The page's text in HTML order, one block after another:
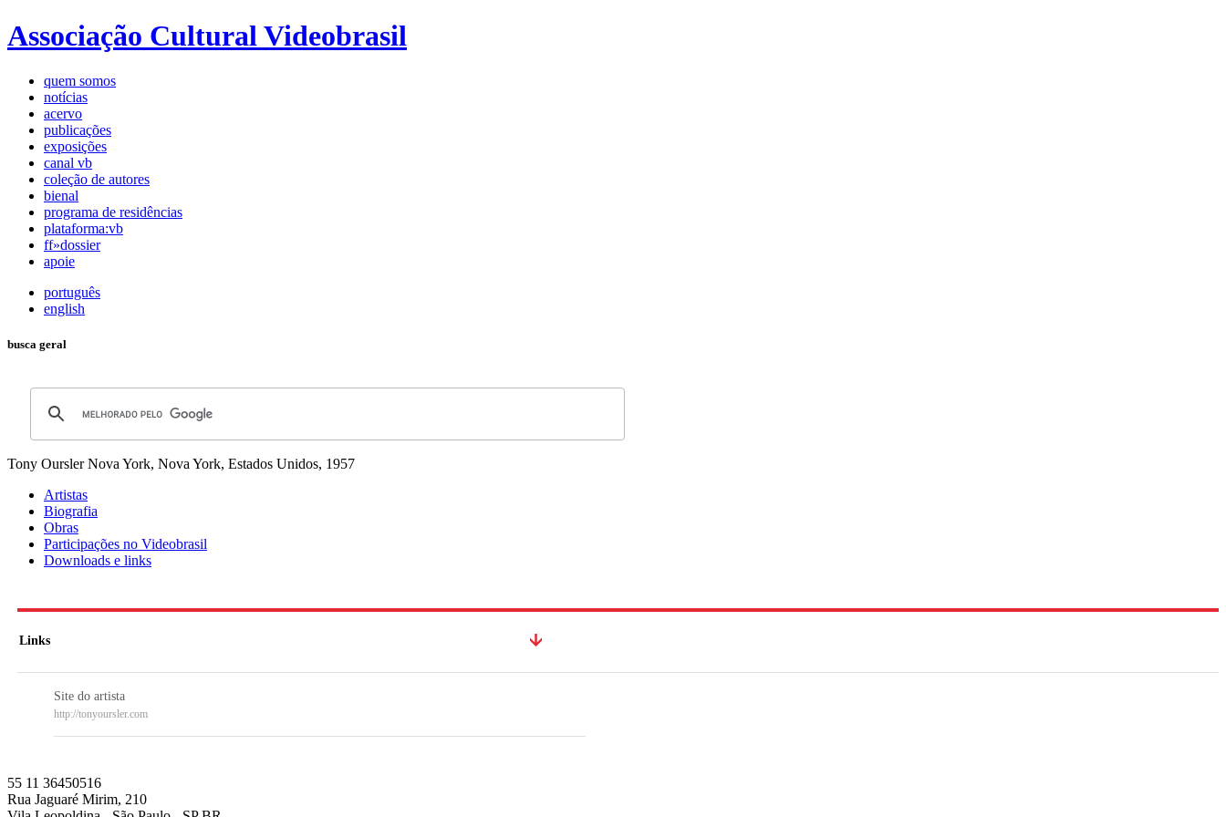
Associação Cultural Videobrasil
quem somos
notícias
acervo
publicações
exposições
canal vb
coleção de autores
bienal
programa de residências
plataforma:vb
ff»dossier
apoie
português
english
busca geral
Tony Oursler Nova York, Nova York, Estados Unidos, 1957
Artistas
Biografia
Obras
Participações no Videobrasil
Downloads e links
Links
Site do artista
http://tonyoursler.com
55 11 36450516
Rua Jaguaré Mirim, 210